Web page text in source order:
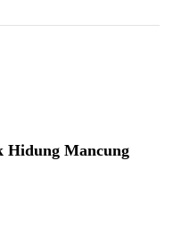
Hidung Mancung